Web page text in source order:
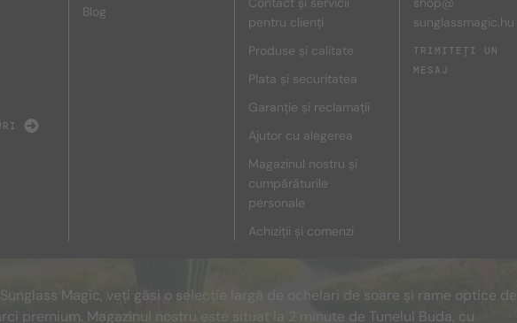
Blog
pentru clienți
Produse și calitate
Plata și securitatea
Garanție și reclamații
Ajutor cu alegerea
Magazinul nostru și
cumpărăturile
personale
Achiziții și comenzi
sunglassmagic.hu
TRIMITEȚI UN
MESAJ
Magic, veți găsi o selecție largă de ochelari de soare și rame optice de
premium. Magazinul nostru este situat la 2 minute de Tunelul Buda, cu